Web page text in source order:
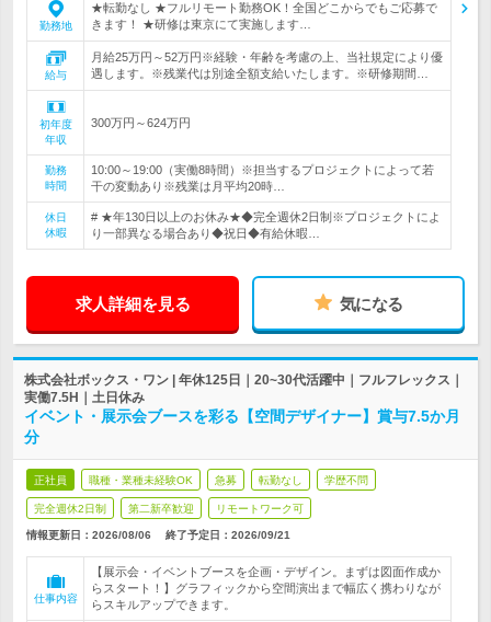
勤務地
★転勤なし ★フルリモート勤務OK！全国どこからでもご応募で
きます！ ★研修は東京にて実施します…
給与
月給25万円～52万円※経験・年齢を考慮の上、当社規定により優
遇します。※残業代は別途全額支給いたします。※研修期間…
初年度
年収
300万円～624万円
勤務
時間
10:00～19:00（実働8時間）※担当するプロジェクトによって若
干の変動あり※残業は月平均20時…
休日
休暇
# ★年130日以上のお休み★◆完全週休2日制※プロジェクトによ
り一部異なる場合あり◆祝日◆有給休暇…
求人詳細を見る 気になる
株式会社ボックス・ワン | 年休125日｜20~30代活躍中｜フルフレックス｜
実働7.5H｜土日休み
イベント・展示会ブースを彩る【空間デザイナー】賞与7.5か月
分
正社員 職種・業種未経験OK 急募 転勤なし 学歴不問
完全週休2日制 第二新卒歓迎 リモートワーク可
情報更新日：2026/08/06 終了予定日： 2026/09/21
仕事内容
【展示会・イベントブースを企画・デザイン。まずは図面作成か
らスタート！】グラフィックから空間演出まで幅広く携わりなが
らスキルアップできます。